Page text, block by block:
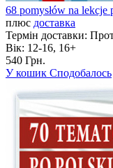
68 pomysłów na lekcje
плюс доставка
Термін доставки:
Вік: 12-16, 16+
540 Грн.
У кошик Сподобалось